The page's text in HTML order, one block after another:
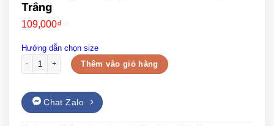
Trắng
109,000₫
Hướng dẫn chọn size
Đồng Phục Công Ty Màu Đổ Phối Cổ Sọc Trắng số lượng
Thêm vào giỏ hàng
Chat Zalo